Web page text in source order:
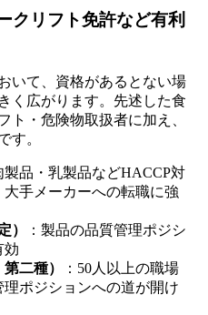
クリフト免許など有利
いて、資格があるとない場
く広がります。先述した食
ト・危険物取扱者に加え、
す。
製品・乳製品などHACCP対
手メーカーへの転職に強
）
：製品の品質管理ポジシ
効
二種）
：50人以上の職場
ポジションへの道が開け